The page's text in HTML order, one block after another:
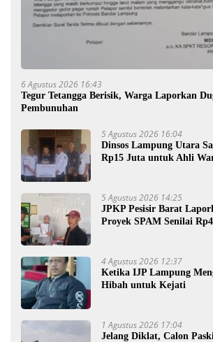
6 Agustus 2026 16:43
Tegur Tetangga Berisik, Warga Laporkan
Pembunuhan
5 Agustus 2026 16:04
Dinsos Lampung Utara
Rp15 Juta untuk Ahli
5 Agustus 2026 14:25
JPKP Pesisir Barat
Proyek SPAM Senilai
4 Agustus 2026 12:37
Ketika IJP Lampung
Hibah untuk Kejati
1 Agustus 2026 17:04
Jelang Diklat, Calon